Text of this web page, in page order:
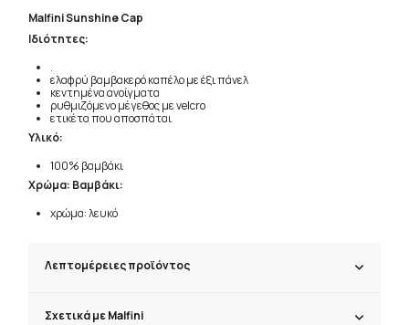
Malfini Sunshine Cap
Ιδιότητες:
.
ελαφρύ βαμβακερό καπέλο με έξι πάνελ
κεντημένα ανοίγματα
ρυθμιζόμενο μέγεθος με velcro
ετικέτα που αποσπάται
Υλικό:
100% βαμβάκι
Χρώμα: Βαμβάκι:
χρώμα: λευκό
Λεπτομέρειες προϊόντος
Σχετικά με Malfini